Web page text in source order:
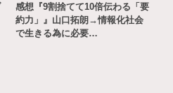
感想『9割捨てて10倍伝わる「要
約力」』山口拓朗→情報化社会
で生きる為に必要…